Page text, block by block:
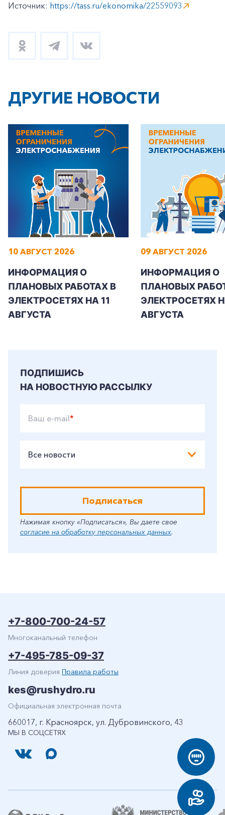
+7-800-700-24-57
Заказать обратный звонок
Частным клиентам
Корпоративным клиентам
Источник: https://tass.ru/ekonomika/22559093
ДРУГИЕ НОВОСТИ
10 АВГУСТ 2026
ИНФОРМАЦИЯ О
ПЛАНОВЫХ РАБОТАХ В
ЭЛЕКТРОСЕТЯХ НА 11
АВГУСТА
09 АВГУСТ 2026
ИНФОРМАЦИЯ О
ПЛАНОВЫХ
ЭЛЕКТРОСЕТЯХ
АВГУСТА
ПОДПИШИСЬ
НА НОВОСТНУЮ РАССЫЛКУ
Ваш e-mail*
Все новости
Подписаться
Нажимая кнопку «Подписаться», Вы даете свое
согласие на обработку персональных данных.
МЫ В СОЦСЕТЯХ
+7-800-700-24-57
Многоканальный телефон
+7-495-785-09-37
Линия доверия Правила работы
kes@rushydro.ru
Официальная электронная почта
660017, г. Красноярск, ул. Дубровинского, 43